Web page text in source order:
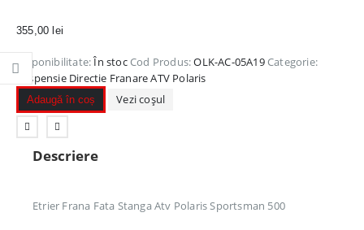
355,00lei
Disponibilitate:În stocCod Produs:OLK-AC-05A19Categorie:
Suspensie Directie Franare ATV Polaris
Adaugă în coș Vezi coșul
Descriere
Etrier Frana Fata Stanga Atv Polaris Sportsman 500